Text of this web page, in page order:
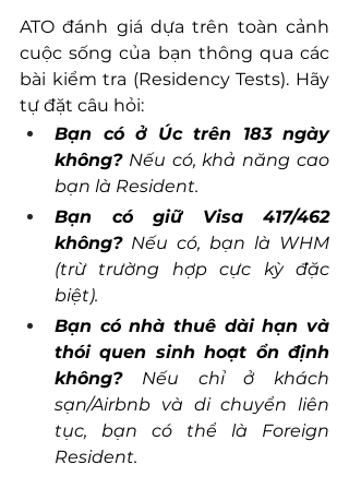
ATO đánh giá dựa trên toàn cảnh
cuộc sống của bạn thông qua các
bài kiểm tra (Residency Tests). Hãy
tự đặt câu hỏi:
Bạn có ở Úc trên 183 ngày
không? Nếu có, khả năng cao
bạn là Resident.
Bạn có giữ Visa 417/462
không? Nếu có, bạn là WHM
(trừ trường hợp cực kỳ đặc
biệt).
Bạn có nhà thuê dài hạn và
thói quen sinh hoạt ổn định
không? Nếu chỉ ở khách
sạn/Airbnb và di chuyển liên
tục, bạn có thể là Foreign
Resident.